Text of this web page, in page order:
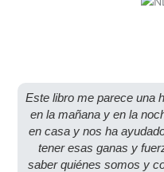
Este libro me parece una
en la mañana y en la
en casa y nos ha
tener esas ganas y
saber quiénes somos y